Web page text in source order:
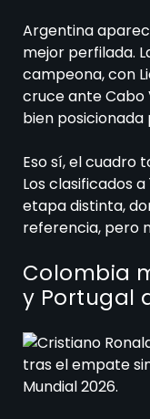
Argentina
mejor perfilada.
campeona, con
cruce ante Cabo
bien posicionada
Eso sí, el cuadro
Los clasificados
etapa distinta,
referencia, pero
Colombia
y Portugal